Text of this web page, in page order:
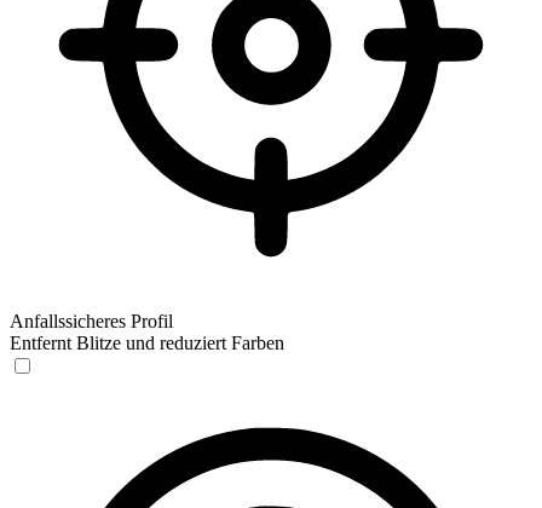
Anfallssicheres Profil
Entfernt Blitze und reduziert Farben